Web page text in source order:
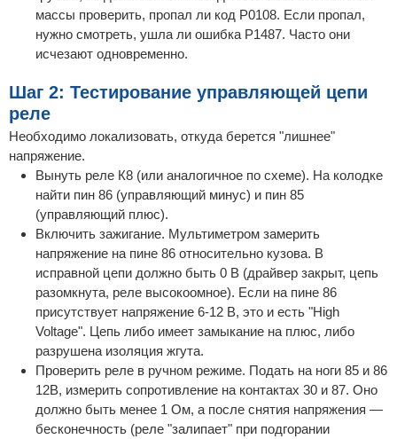
массы проверить, пропал ли код P0108. Если пропал,
нужно смотреть, ушла ли ошибка P1487. Часто они
исчезают одновременно.
Шаг 2: Тестирование управляющей цепи
реле
Необходимо локализовать, откуда берется "лишнее"
напряжение.
Вынуть реле К8 (или аналогичное по схеме). На колодке
найти пин 86 (управляющий минус) и пин 85
(управляющий плюс).
Включить зажигание. Мультиметром замерить
напряжение на пине 86 относительно кузова. В
исправной цепи должно быть 0 В (драйвер закрыт, цепь
разомкнута, реле высокоомное). Если на пине 86
присутствует напряжение 6-12 В, это и есть "High
Voltage". Цепь либо имеет замыкание на плюс, либо
разрушена изоляция жгута.
Проверить реле в ручном режиме. Подать на ноги 85 и 86
12В, измерить сопротивление на контактах 30 и 87. Оно
должно быть менее 1 Ом, а после снятия напряжения —
бесконечность (реле "залипает" при подгорании